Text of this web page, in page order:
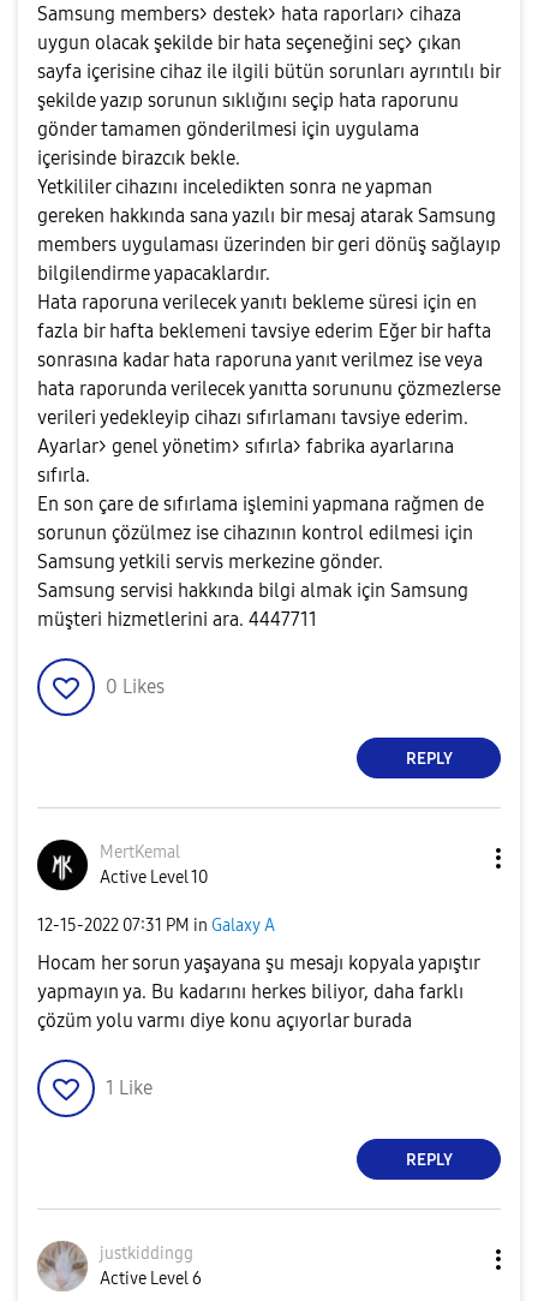
Samsung members> destek> hata raporları> cihaza
uygun olacak şekilde bir hata seçeneğini seç> çıkan
sayfa içerisine cihaz ile ilgili bütün sorunları ayrıntılı bir
şekilde yazıp sorunun sıklığını seçip hata raporunu
gönder tamamen gönderilmesi için uygulama
içerisinde birazcık bekle.
Yetkililer cihazını inceledikten sonra ne yapman
gereken hakkında sana yazılı bir mesaj atarak Samsung
members uygulaması üzerinden bir geri dönüş sağlayıp
bilgilendirme yapacaklardır.
Hata raporuna verilecek yanıtı bekleme süresi için en
fazla bir hafta beklemeni tavsiye ederim Eğer bir hafta
sonrasına kadar hata raporuna yanıt verilmez ise veya
hata raporunda verilecek yanıtta sorununu çözmezlerse
verileri yedekleyip cihazı sıfırlamanı tavsiye ederim.
Ayarlar> genel yönetim> sıfırla> fabrika ayarlarına
sıfırla.
En son çare de sıfırlama işlemini yapmana rağmen de
sorunun çözülmez ise cihazının kontrol edilmesi için
Samsung yetkili servis merkezine gönder.
Samsung servisi hakkında bilgi almak için Samsung
müşteri hizmetlerini ara. 4447711
0 Likes
REPLY
MertKemal
Active Level 10
‎12-15-2022 07:31 PM in Galaxy A
Hocam her sorun yaşayana şu mesajı kopyala yapıştır
yapmayın ya. Bu kadarını herkes biliyor, daha farklı
çözüm yolu varmı diye konu açıyorlar burada
1 Like
REPLY
justkiddingg
Active Level 6